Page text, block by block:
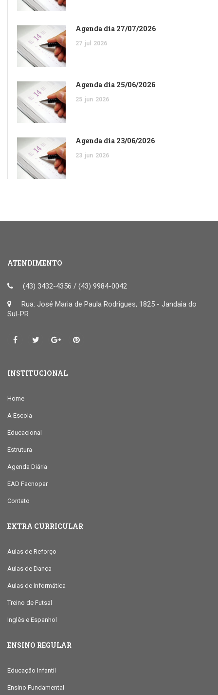
Agenda dia 27/07/2026
27 jul 2026
Agenda dia 25/06/2026
25 jun 2026
Agenda dia 23/06/2026
23 jun 2026
ATENDIMENTO
(43) 3432-4356 / (43) 9984-0042
Rua: José Maria de Paula Rodrigues, 1825 - Jandaia do
Sul-PR
INSTITUCIONAL
Home
A Escola
Educacional
Estrutura
Agenda Diária
EAD Facnopar
Contato
EXTRA CURRICULAR
Aulas de Reforço
Aulas de Dança
Aulas de Informática
Treino de Futsal
Inglês e Espanhol
ENSINO REGULAR
Educação Infantil
Ensino Fundamental